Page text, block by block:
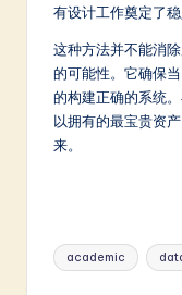
有设计工作奠定了稳
这种方法并不能消
的可能性。它确保
的构建正确的系统
以拥有的最宝贵资
来。
Tags:
academic